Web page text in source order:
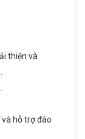
thiện và
hỗ trợ đào